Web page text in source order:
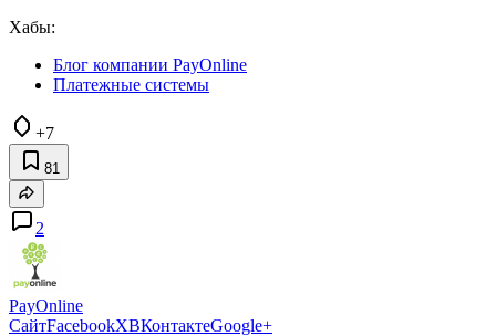
Хабы:
Блог компании PayOnline
Платежные системы
+7
81
2
PayOnline
СайтFacebookXВКонтактеGoogle+